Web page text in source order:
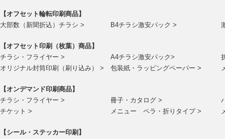
【オフセット輪転印刷商品】
大部数（新聞折込）チラシ >
B4チラシ激安パック >
【オフセット印刷（枚葉）商品】
チラシ・フライヤー >
A4チラシ激安パック>
オリジナル封筒印刷（刷り込み） >
包装紙・ラッピングペーパー >
【オンデマンド印刷商品】
チラシ・フライヤー >
冊子・カタログ >
チケット >
メニュー ペラ・折りタイプ >
【シール・ステッカー印刷】